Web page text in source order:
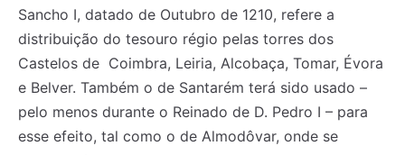
Sancho I, datado de Outubro de 1210, refere a
distribuição do tesouro régio pelas torres dos
Castelos de Coimbra, Leiria, Alcobaça, Tomar, Évora
e Belver. Também o de Santarém terá sido usado –
pelo menos durante o Reinado de D. Pedro I – para
esse efeito, tal como o de Almodôvar, onde se